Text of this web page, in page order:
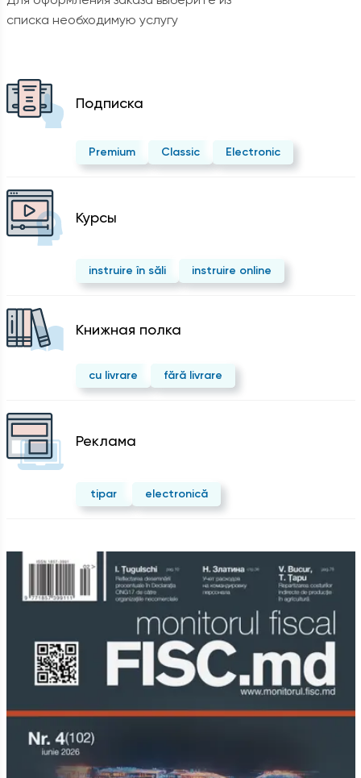
списка необходимую услугу
Подписка
Premium Classic Electronic
Курсы
instruire în săli instruire online
Kнижная полка
cu livrare fără livrare
Реклама
tipar electronică